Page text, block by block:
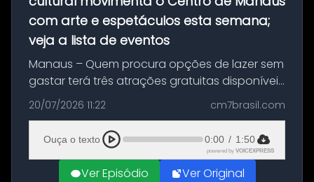
com arte e espetáculos esta semana;
veja a lista de eventos
Manaus – Quem procura opções de lazer sem
gastar terá três atrações gratuitas disponíveis
entre esta segunda-feira (20) e quinta-feira
(23). A programação inclui uma exposição
dedicada à história das ...
20/07/2026 11:22 cm7brasil.com
Ouça o texto 0:00 / 1:50
powered by VOICEXPRESS
Ver Episódio Ver Original